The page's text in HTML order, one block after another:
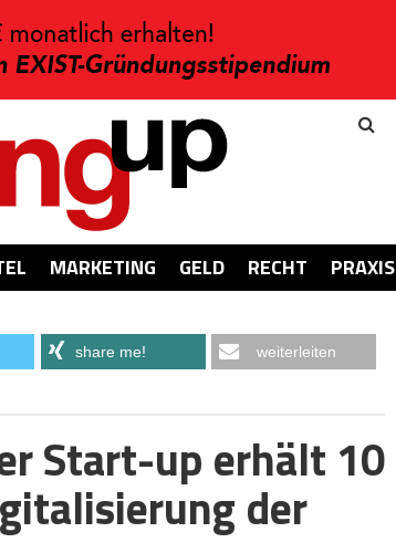
MARKETING GELD RECHT PRAXIS
share me! weiterleiten
Start-up erhält 10
der